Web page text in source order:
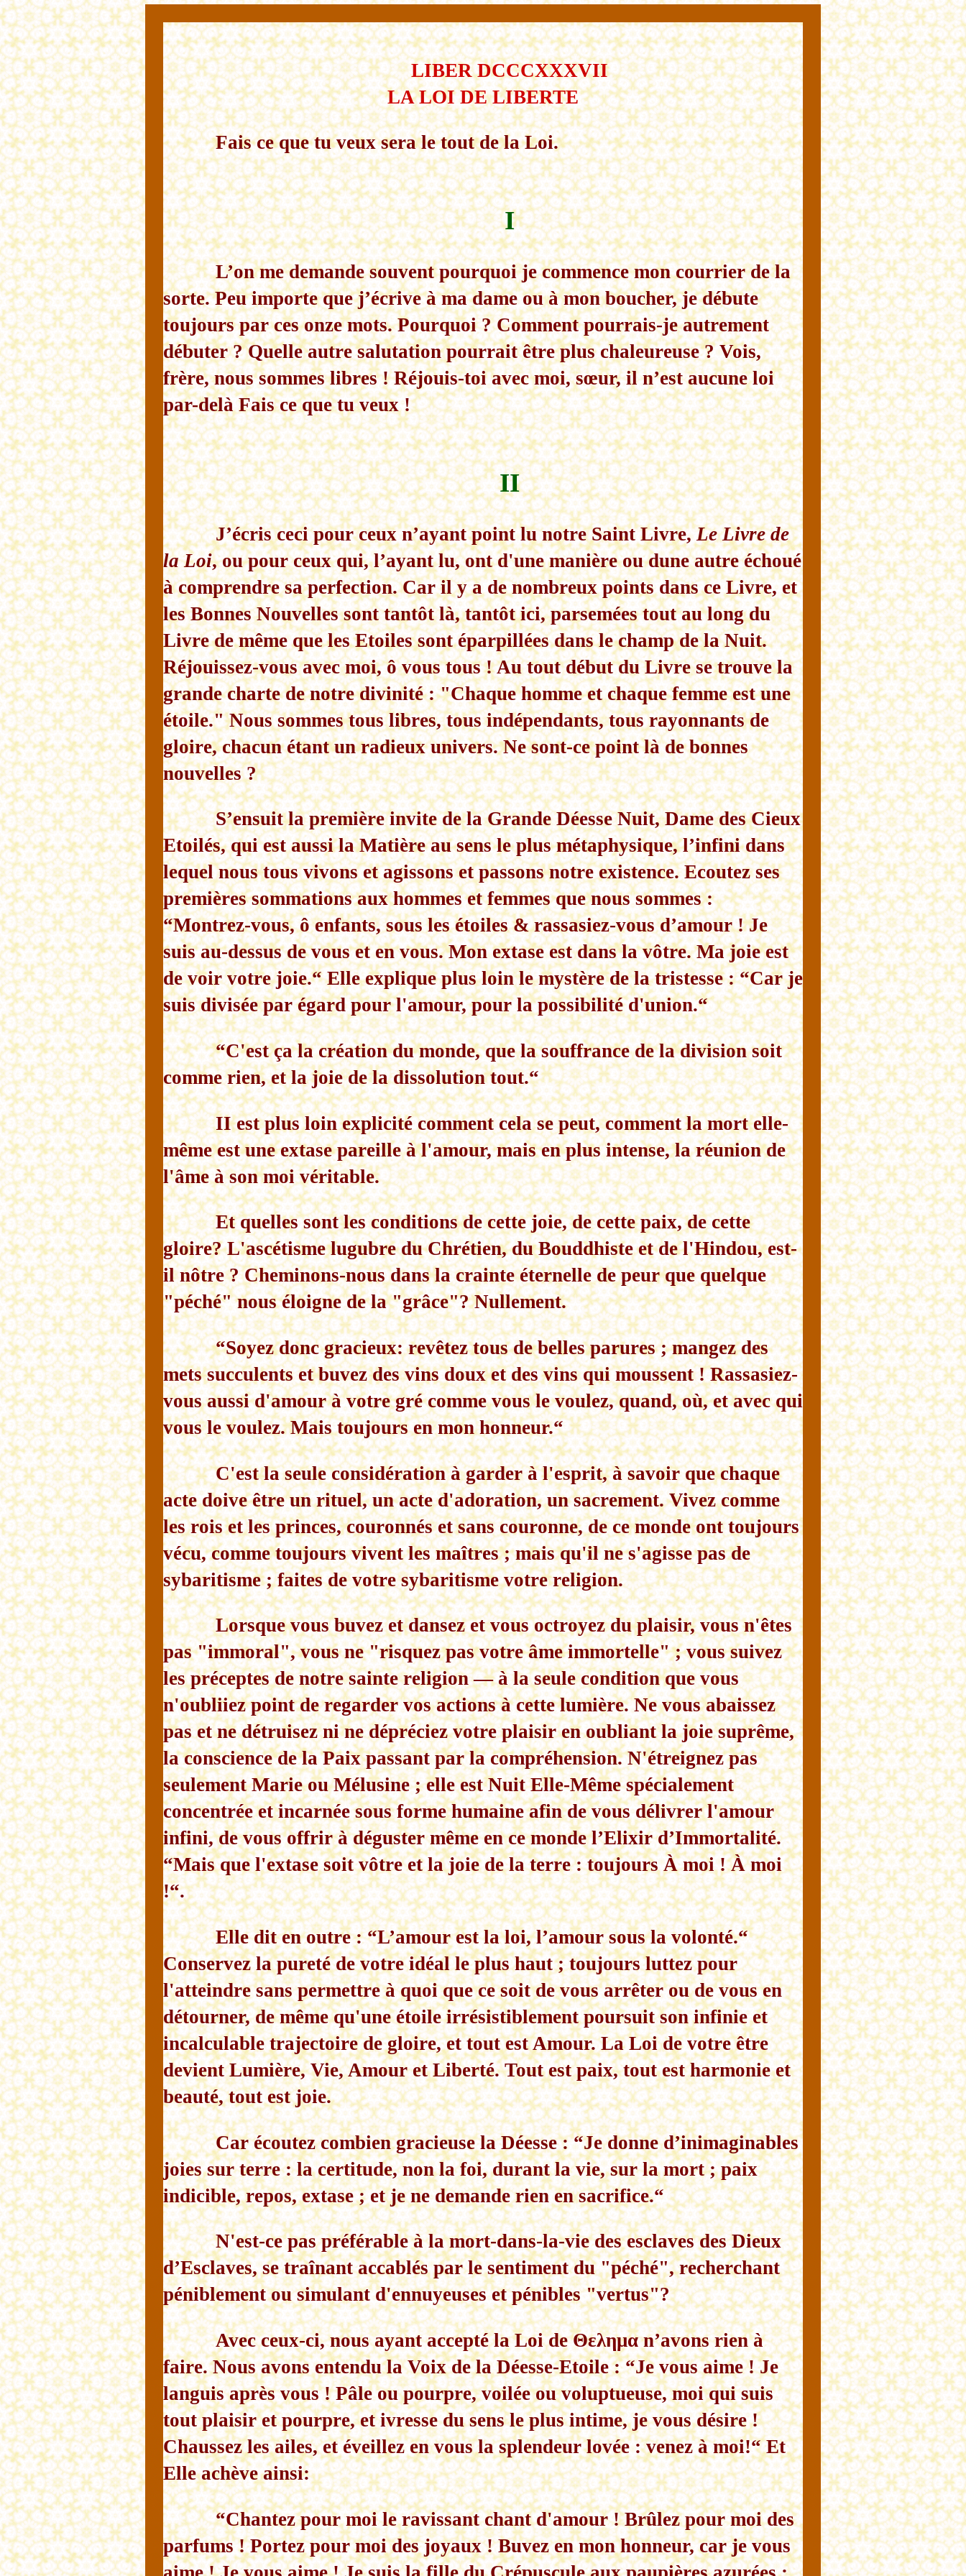
LIBER DCCCXXXVII
LA LOI DE LIBERTE
Fais ce que tu veux sera le tout de la Loi.
I
L’on me demande souvent pourquoi je commence mon courrier de la
sorte. Peu importe que j’écrive à ma dame ou à mon boucher, je débute
toujours par ces onze mots. Pourquoi ? Comment pourrais-je autrement
débuter ? Quelle autre salutation pourrait être plus chaleureuse ? Vois,
frère, nous sommes libres ! Réjouis-toi avec moi, sœur, il n’est aucune loi
par-delà Fais ce que tu veux !
II
J’écris ceci pour ceux n’ayant point lu notre Saint Livre,Le Livre de
la Loi, ou pour ceux qui, l’ayant lu, ont d'une manière ou dune autre échoué
à comprendre sa perfection. Car il y a de nombreux points dans ce Livre, et
les Bonnes Nouvelles sont tantôt là, tantôt ici, parsemées tout au long du
Livre de même que les Etoiles sont éparpillées dans le champ de la Nuit.
Réjouissez-vous avec moi, ô vous tous ! Au tout début du Livre se trouve la
grande charte de notre divinité : "Chaque homme et chaque femme est une
étoile." Nous sommes tous libres, tous indépendants, tous rayonnants de
gloire, chacun étant un radieux univers. Ne sont-ce point là de bonnes
nouvelles ?
S’ensuit la première invite de la Grande Déesse Nuit, Dame des Cieux
Etoilés, qui est aussi la Matière au sens le plus métaphysique, l’infini dans
lequel nous tous vivons et agissons et passons notre existence. Ecoutez ses
premières sommations aux hommes et femmes que nous sommes :
“Montrez-vous, ô enfants, sous les étoiles & rassasiez-vous d’amour ! Je
suis au-dessus de vous et en vous. Mon extase est dans la vôtre. Ma joie est
de voir votre joie.“ Elle explique plus loin le mystère de la tristesse : “Car je
suis divisée par égard pour l'amour, pour la possibilité d'union.“
“C'est ça la création du monde, que la souffrance de la division soit
comme rien, et la joie de la dissolution tout.“
II est plus loin explicité comment cela se peut, comment la mort elle-
même est une extase pareille à l'amour, mais en plus intense, la réunion de
l'âme à son moi véritable.
Et quelles sont les conditions de cette joie, de cette paix, de cette
gloire? L'ascétisme lugubre du Chrétien, du Bouddhiste et de l'Hindou, est-
il nôtre ? Cheminons-nous dans la crainte éternelle de peur que quelque
"péché" nous éloigne de la "grâce"? Nullement.
“Soyez donc gracieux: revêtez tous de belles parures ; mangez des
mets succulents et buvez des vins doux et des vins qui moussent ! Rassasiez-
vous aussi d'amour à votre gré comme vous le voulez, quand, où, et avec qui
vous le voulez. Mais toujours en mon honneur.“
C'est la seule considération à garder à l'esprit, à savoir que chaque
acte doive être un rituel, un acte d'adoration, un sacrement. Vivez comme
les rois et les princes, couronnés et sans couronne, de ce monde ont toujours
vécu, comme toujours vivent les maîtres ; mais qu'il ne s'agisse pas de
sybaritisme ; faites de votre sybaritisme votre religion.
Lorsque vous buvez et dansez et vous octroyez du plaisir, vous n'êtes
pas "immoral", vous ne "risquez pas votre âme immortelle" ; vous suivez
les préceptes de notre sainte religion — à la seule condition que vous
n'oubliiez point de regarder vos actions à cette lumière. Ne vous abaissez
pas et ne détruisez ni ne dépréciez votre plaisir en oubliant la joie suprême,
la conscience de la Paix passant par la compréhension. N'étreignez pas
seulement Marie ou Mélusine ; elle est Nuit Elle-Même spécialement
concentrée et incarnée sous forme humaine afin de vous délivrer l'amour
infini, de vous offrir à déguster même en ce monde l’Elixir d’Immortalité.
“Mais que l'extase soit vôtre et la joie de la terre : toujours À moi ! À moi
!“.
Elle dit en outre : “L’amour est la loi, l’amour sous la volonté.“
Conservez la pureté de votre idéal le plus haut ; toujours luttez pour
l'atteindre sans permettre à quoi que ce soit de vous arrêter ou de vous en
détourner, de même qu'une étoile irrésistiblement poursuit son infinie et
incalculable trajectoire de gloire, et tout est Amour. La Loi de votre être
devient Lumière, Vie, Amour et Liberté. Tout est paix, tout est harmonie et
beauté, tout est joie.
Car écoutez combien gracieuse la Déesse : “Je donne d’inimaginables
joies sur terre : la certitude, non la foi, durant la vie, sur la mort ; paix
indicible, repos, extase ; et je ne demande rien en sacrifice.“
N'est-ce pas préférable à la mort-dans-la-vie des esclaves des Dieux
d’Esclaves, se traînant accablés par le sentiment du "péché", recherchant
péniblement ou simulant d'ennuyeuses et pénibles "vertus"?
Avec ceux-ci, nous ayant accepté la Loi de Θελημα n’avons rien à
faire. Nous avons entendu la Voix de la Déesse-Etoile : “Je vous aime ! Je
languis après vous ! Pâle ou pourpre, voilée ou voluptueuse, moi qui suis
tout plaisir et pourpre, et ivresse du sens le plus intime, je vous désire !
Chaussez les ailes, et éveillez en vous la splendeur lovée : venez à moi!“ Et
Elle achève ainsi:
“Chantez pour moi le ravissant chant d'amour ! Brûlez pour moi des
parfums ! Portez pour moi des joyaux ! Buvez en mon honneur, car je vous